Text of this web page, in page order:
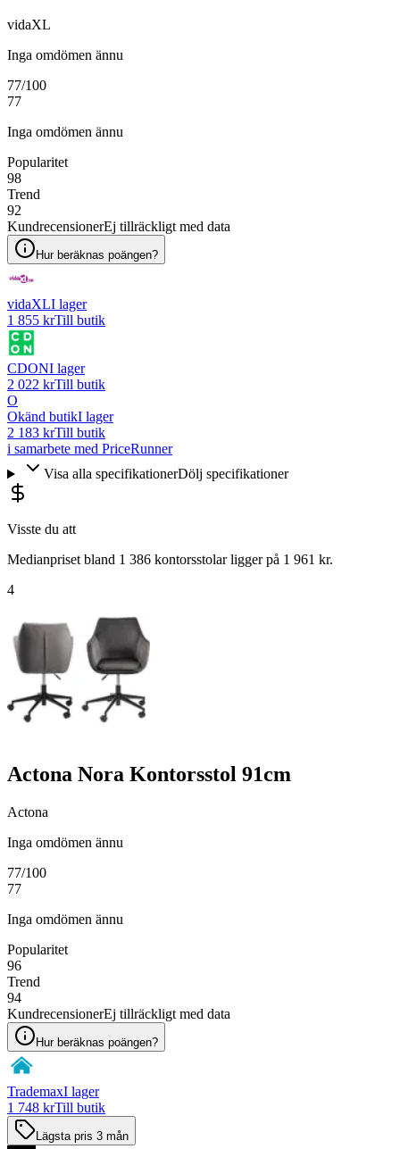
vidaXL
Inga omdömen ännu
77/100
77
Inga omdömen ännu
Popularitet
98
Trend
92
KundrecensionerEj tillräckligt med data
Hur beräknas poängen?
vidaXLI lager
1 855 krTill butik
CDONI lager
2 022 krTill butik
O
Okänd butikI lager
2 183 krTill butik
i samarbete med PriceRunner
Visa alla specifikationerDölj specifikationer
Visste du att
Medianpriset bland 1 386 kontorsstolar ligger på 1 961 kr.
4
Actona Nora Kontorsstol 91cm
Actona
Inga omdömen ännu
77/100
77
Inga omdömen ännu
Popularitet
96
Trend
94
KundrecensionerEj tillräckligt med data
Hur beräknas poängen?
TrademaxI lager
1 748 krTill butik
Lägsta pris 3 mån